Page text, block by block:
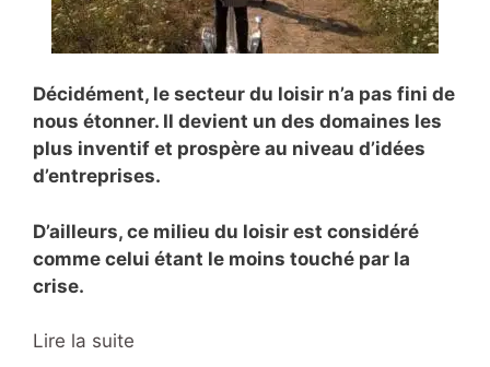
Décidément, le secteur du loisir n’a pas fini de
nous étonner. Il devient un des domaines les
plus inventif et prospère au niveau d’idées
d’entreprises.
D’ailleurs, ce milieu du loisir est considéré
comme celui étant le moins touché par la
crise.
Lire la suite